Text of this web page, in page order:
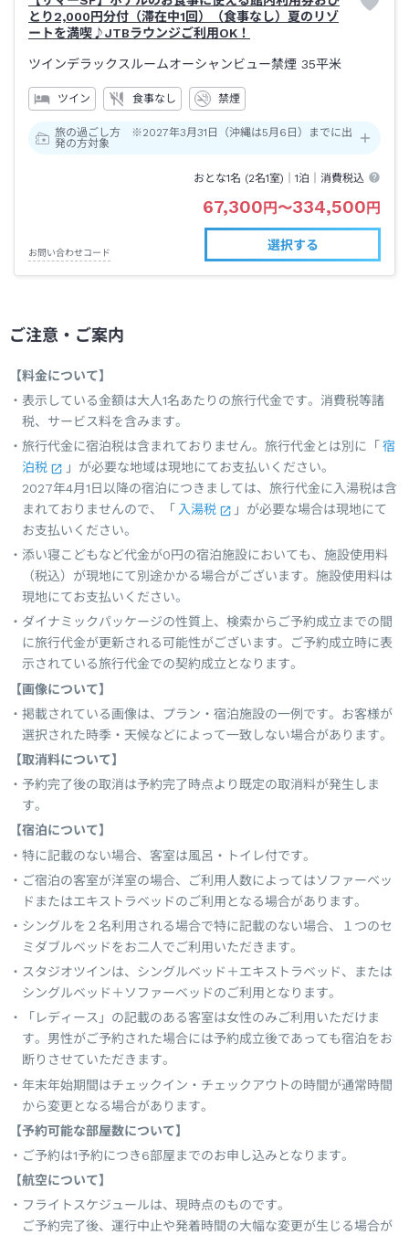
とり2,000円分付（滞在中1回）（食事なし）夏のリゾ
ートを満喫♪JTBラウンジご利用OK！
ツインデラックスルームオーシャンビュー禁煙 35平米
ツイン 食事なし 禁煙
旅の過ごし方 ※2027年3月31日（沖縄は5月6日）までに出
発の方対象
おとな1名 (2名1室)｜1泊 ｜消費税込
67,300 円 〜334,500 円
お問い合わせコード
選択する
ご注意・ご案内
【料金について】
表示している金額は大人1名あたりの旅行代金です。消費税等諸
税、サービス料を含みます。
旅行代金に宿泊税は含まれておりません。旅行代金とは別に「 宿
泊税
」が必要な地域は現地にてお支払いください。
2027年4月1日以降の宿泊につきましては、旅行代金に入湯税は含
まれておりませんので、「 入湯税
」が必要な場合は現地にて
お支払いください。
添い寝こどもなど代金が0円の宿泊施設においても、施設使用料
（税込）が現地にて別途かかる場合がございます。施設使用料は
現地にてお支払いください。
ダイナミックパッケージの性質上、検索からご予約成立までの間
に旅行代金が更新される可能性がございます。ご予約成立時に表
示されている旅行代金での契約成立となります。
【画像について】
掲載されている画像は、プラン・宿泊施設の一例です。お客様が
選択された時季・天候などによって一致しない場合があります。
【取消料について】
予約完了後の取消は予約完了時点より既定の取消料が発生しま
す。
【宿泊について】
特に記載のない場合、客室は風呂・トイレ付です。
ご宿泊の客室が洋室の場合、ご利用人数によってはソファーベッ
ドまたはエキストラベッドのご利用となる場合があります。
シングルを２名利用される場合で特に記載のない場合、１つのセ
ミダブルベッドをお二人でご利用いただきます。
スタジオツインは、シングルベッド＋エキストラベッド、または
シングルベッド＋ソファーベッドのご利用となります。
「レディース」の記載のある客室は女性のみご利用いただけま
す。男性がご予約された場合には予約成立後であっても宿泊をお
断りさせていただきます。
年末年始期間はチェックイン・チェックアウトの時間が通常時間
から変更となる場合があります。
【予約可能な部屋数について】
ご予約は1予約につき6部屋までのお申し込みとなります。
【航空について】
フライトスケジュールは、現時点のものです。
ご予約完了後、運行中止や発着時間の大幅な変更が生じる場合が